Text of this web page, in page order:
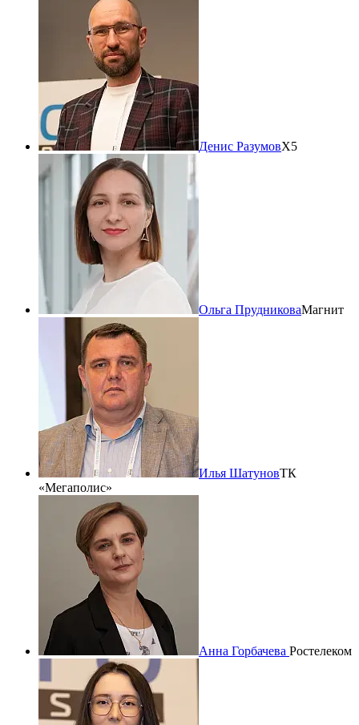
Денис РазумовX5
Ольга ПрудниковаМагнит
Илья ШатуновТК
«Мегаполис»
Анна Горбачева Ростелеком